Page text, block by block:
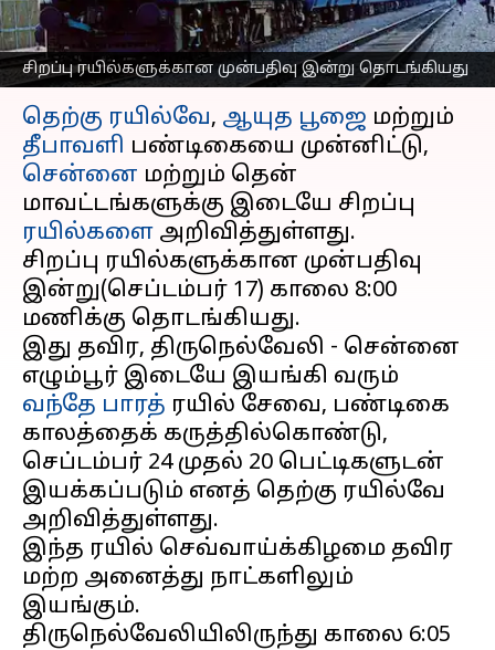
சிறப்பு ரயில்களுக்கான முன்பதிவு இன்று தொடங்கியது
எழுதியவர் Venkatalakshmi V Sep 17, 2025 08:27 am
செய்தி முன்னோட்டம்
தெற்கு ரயில்வே, ஆயுத பூஜை மற்றும்
தீபாவளி பண்டிகையை முன்னிட்டு,
சென்னை மற்றும் தென்
மாவட்டங்களுக்கு இடையே சிறப்பு
ரயில்களை அறிவித்துள்ளது.
சிறப்பு ரயில்களுக்கான முன்பதிவு
இன்று(செப்டம்பர் 17) காலை 8:00
மணிக்கு தொடங்கியது.
இது தவிர, திருநெல்வேலி - சென்னை
எழும்பூர் இடையே இயங்கி வரும்
வந்தே பாரத் ரயில் சேவை, பண்டிகை
காலத்தைக் கருத்தில்கொண்டு,
செப்டம்பர் 24 முதல் 20 பெட்டிகளுடன்
இயக்கப்படும் எனத் தெற்கு ரயில்வே
அறிவித்துள்ளது.
இந்த ரயில் செவ்வாய்க்கிழமை தவிர
மற்ற அனைத்து நாட்களிலும்
இயங்கும்.
திருநெல்வேலியிலிருந்து காலை 6:05